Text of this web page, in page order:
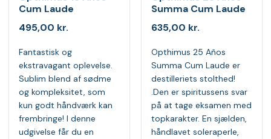
Cum Laude
495,00 kr.
Fantastisk og
ekstravagant oplevelse.
Sublim blend af sødme
og kompleksitet, som
kun godt håndværk kan
frembringe! I denne
udgivelse får du en
Summa Cum Laude
635,00 kr.
Opthimus 25 Años
Summa Cum Laude er
destilleriets stolthed!
.Den er spiritussens svar
på at tage eksamen med
topkarakter. En sjælden,
håndlavet soleraperle,